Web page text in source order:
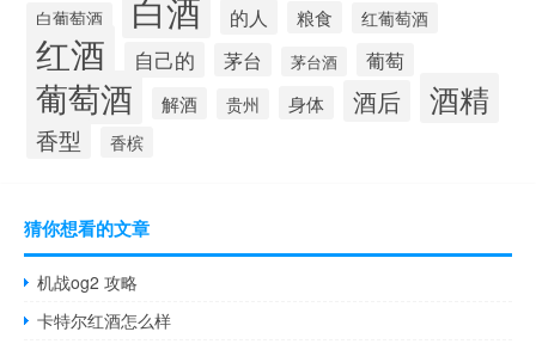
白葡萄酒 的人 粮食 红葡萄酒
红酒 自己的 茅台 茅台酒 葡萄
葡萄酒 解酒 贵州 身体 酒后 酒精
香型 香槟
猜你想看的文章
机战og2 攻略
卡特尔红酒怎么样